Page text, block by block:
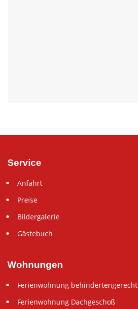
Service
Anfahrt
Preise
Bildergalerie
Gästebuch
Wohnungen
Ferienwohnung behindertengerecht
Ferienwohnung Dachgeschoß